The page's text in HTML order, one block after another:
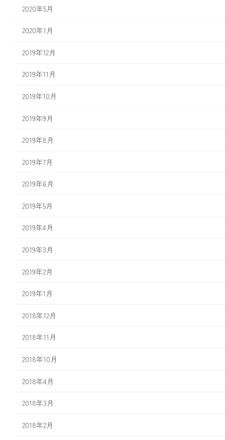
2020年5月
2020年1月
2019年12月
2019年11月
2019年10月
2019年9月
2019年8月
2019年7月
2019年6月
2019年5月
2019年4月
2019年3月
2019年2月
2019年1月
2018年12月
2018年11月
2018年10月
2018年4月
2018年3月
2018年2月